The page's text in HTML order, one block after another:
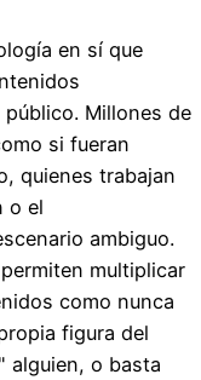
en sí que
Millones de
si fueran
quienes trabajan
o el
ambiguo.
multiplicar
como nunca
figura del
alguien, o basta